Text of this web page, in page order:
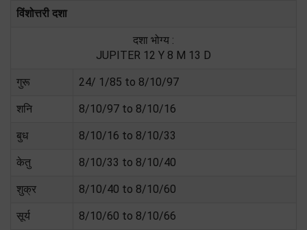
विंशोत्तरी दशा
दशा भोग्य :
JUPITER 12 Y 8 M 13 D
गुरू 24/ 1/85 to 8/10/97
शनि 8/10/97 to 8/10/16
बुध 8/10/16 to 8/10/33
केतु 8/10/33 to 8/10/40
शुक्र 8/10/40 to 8/10/60
सूर्य 8/10/60 to 8/10/66